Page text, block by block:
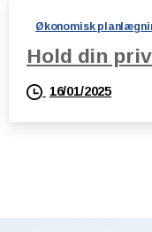
Økonomisk
Hold din
16/01/2025